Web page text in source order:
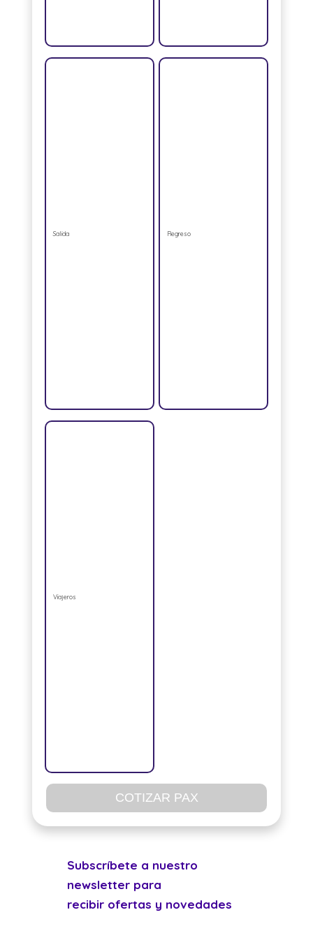
Salida
Viajeros
Regreso
COTIZAR PAX
Subscríbete a nuestro
newsletter para
recibir ofertas y novedades